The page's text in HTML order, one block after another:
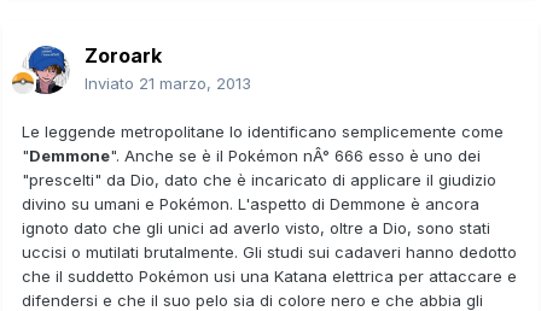
Zoroark
Inviato 21 marzo, 2013
Le leggende metropolitane lo identificano semplicemente come
"Demmone". Anche se è il Pokémon nÂ° 666 esso è uno dei
"prescelti" da Dio, dato che è incaricato di applicare il giudizio
divino su umani e Pokémon. L'aspetto di Demmone è ancora
ignoto dato che gli unici ad averlo visto, oltre a Dio, sono stati
uccisi o mutilati brutalmente. Gli studi sui cadaveri hanno dedotto
che il suddetto Pokémon usi una Katana elettrica per attaccare e
difendersi e che il suo pelo sia di colore nero e che abbia gli